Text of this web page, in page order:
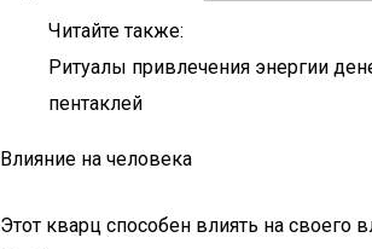
Читайте также:
Ритуалы привлечения энергии
пентаклей
Влияние на человека
Этот кварц способен влиять на своего